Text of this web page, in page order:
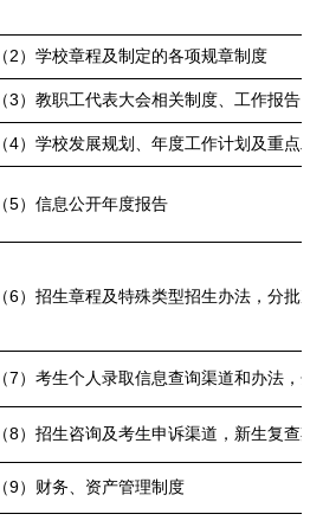
（2）学校章程及制定的各项规章制度
（3）教职工代表大会相关制度、工作报告
（4）学校发展规划、年度工作计划及重点工
（5）信息公开年度报告
（6）招生章程及特殊类型招生办法，分批
（7）考生个人录取信息查询渠道和办法，
（8）招生咨询及考生申诉渠道，新生复查
（9）财务、资产管理制度